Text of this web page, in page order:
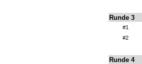
Runde 3
#1
#2
Runde 4